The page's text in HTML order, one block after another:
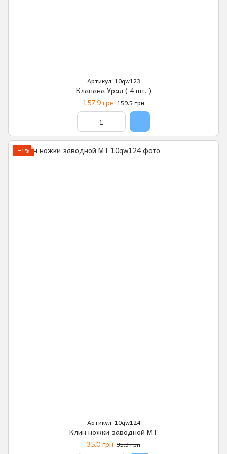
Артикул: 10qw123
Клапана Урал ( 4 шт. )
157.9 грн 159.5 грн
−1%
Артикул: 10qw124
Клин ножки заводной МТ
35.0 грн 35.3 грн